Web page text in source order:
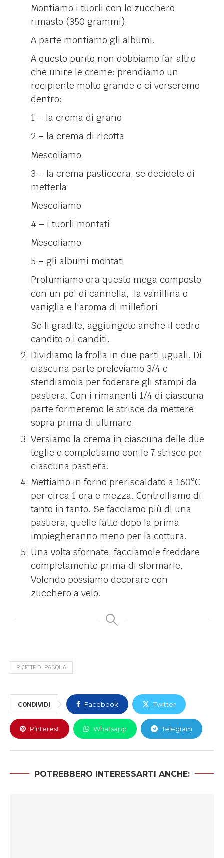
Montiamo i tuorli con lo zucchero
rimasto (350 grammi).
A parte montiamo gli albumi.
A questo punto non dobbiamo far altro
che unire le creme: prendiamo un
recipiente molto grande e ci verseremo
dentro:
1 – la crema di grano
2 – la crema di ricotta
Mescoliamo
3 – la crema pasticcera, se decidete di
metterla
Mescoliamo
4 – i tuorli montati
Mescoliamo
5 – gli albumi montati
Profumiamo ora questo mega composto
con un po' di cannella, la vanillina o
vaniglia e l'aroma di millefiori.
Se li gradite, aggiungete anche il cedro
candito o i canditi.
Dividiamo la frolla in due parti uguali. Di
ciascuna parte preleviamo 3/4 e
stendiamola per foderare gli stampi da
pastiera. Con i rimanenti 1/4 di ciascuna
parte formeremo le strisce da mettere
sopra prima di ultimare.
Versiamo la crema in ciascuna delle due
teglie e completiamo con le 7 strisce per
ciascuna pastiera.
Mettiamo in forno preriscaldato a 160°C
per circa 1 ora e mezza. Controlliamo di
tanto in tanto. Se facciamo più di una
pastiera, quelle fatte dopo la prima
impiegheranno meno per la cottura.
Una volta sfornate, facciamole freddare
completamente prima di sformarle.
Volendo possiamo decorare con
zucchero a velo.
RICETTE DI PASQUA
CONDIVIDI Facebook Twitter
Pinterest Whatsapp Telegram
POTREBBERO INTERESSARTI ANCHE: